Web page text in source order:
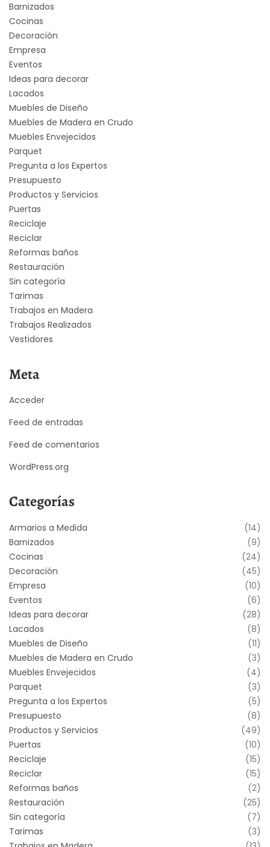
Barnizados
Cocinas
Decoración
Empresa
Eventos
Ideas para decorar
Lacados
Muebles de Diseño
Muebles de Madera en Crudo
Muebles Envejecidos
Parquet
Pregunta a los Expertos
Presupuesto
Productos y Servicios
Puertas
Reciclaje
Reciclar
Reformas baños
Restauración
Sin categoría
Tarimas
Trabajos en Madera
Trabajos Realizados
Vestidores
Meta
Acceder
Feed de entradas
Feed de comentarios
WordPress.org
Categorías
Armarios a Medida
(14)
Barnizados
(9)
Cocinas
(24)
Decoración
(45)
Empresa
(10)
Eventos
(6)
Ideas para decorar
(28)
Lacados
(8)
Muebles de Diseño
(11)
Muebles de Madera en Crudo
(3)
Muebles Envejecidos
(4)
Parquet
(3)
Pregunta a los Expertos
(5)
Presupuesto
(8)
Productos y Servicios
(49)
Puertas
(10)
Reciclaje
(15)
Reciclar
(15)
Reformas baños
(2)
Restauración
(25)
Sin categoría
(7)
Tarimas
(3)